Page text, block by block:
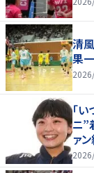
清
果
「
ニ”
ァ